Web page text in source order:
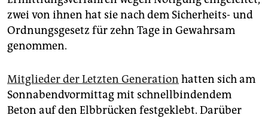
zwei von ihnen hat sie nach dem Sicherheits- und
Ordnungsgesetz für zehn Tage in Gewahrsam
genommen.
Mitglieder der Letzten Generation hatten sich am
Sonnabendvormittag mit schnellbindendem
Beton auf den Elbbrücken festgeklebt. Darüber